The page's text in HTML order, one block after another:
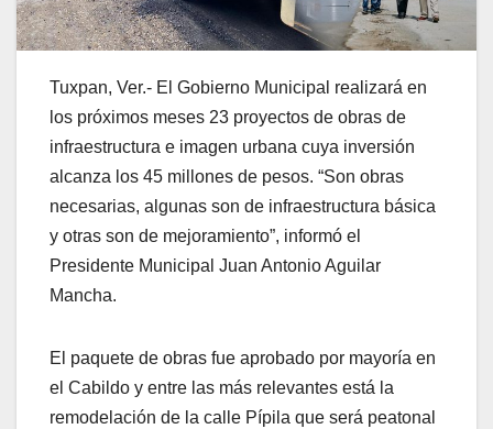
Tuxpan, Ver.- El Gobierno Municipal realizará en
los próximos meses 23 proyectos de obras de
infraestructura e imagen urbana cuya inversión
alcanza los 45 millones de pesos. “Son obras
necesarias, algunas son de infraestructura básica
y otras son de mejoramiento”, informó el
Presidente Municipal Juan Antonio Aguilar
Mancha.
El paquete de obras fue aprobado por mayoría en
el Cabildo y entre las más relevantes está la
remodelación de la calle Pípila que será peatonal